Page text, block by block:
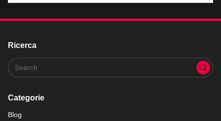
Ricerca
Categorie
Blog